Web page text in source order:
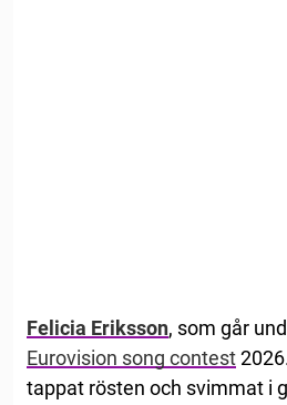
Felicia Eriksson, som går
Eurovision song contest
tappat rösten och svimmat i